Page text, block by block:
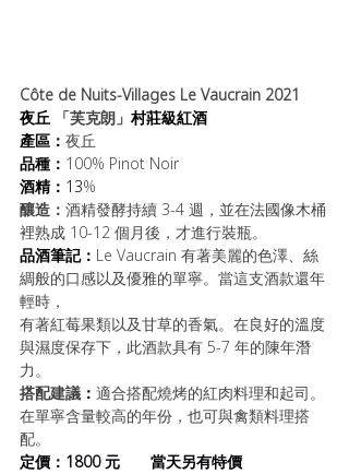
Côte de Nuits-Villages Le Vaucrain 2021
夜丘
「芙克朗」 村莊級紅酒
產區： 夜丘
品種： 100% Pinot Noir
酒精： 13%
釀造： 酒精發酵持續 3-4 週，並在法國像木桶
裡熟成 10-12 個月後，才進行裝瓶。
品酒筆記： Le Vaucrain 有著美麗的色澤、絲
綢般的口感以及優雅的單寧。當這支酒款還年
輕時，
有著紅莓果類以及甘草的香氣。在良好的溫度
與濕度保存下，此酒款具有 5-7 年的陳年潛
力。
搭配建議 ： 適合搭配燒烤的紅肉料理和起司。
在單寧含量較高的年份，也可與禽類料理搭
配。
定價：1800 元       當天另有特價